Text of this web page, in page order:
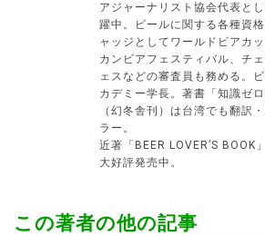
アジャーナリスト協会代表と
躍中。ビールに関する各種資
ャッジとしてワールドビアカ
カンビアフェスティバル、チ
ェスなどの審査員も務める。
カデミー学長。著書「知識ゼ
（幻冬舎刊）は台湾でも翻訳
ラー。
近著「BEER LOVER’S BOOK
大好評発売中。
この著者の他の記事